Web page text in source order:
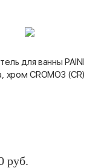
для ванны PAINI
хром CROMO3 (CR)
руб.